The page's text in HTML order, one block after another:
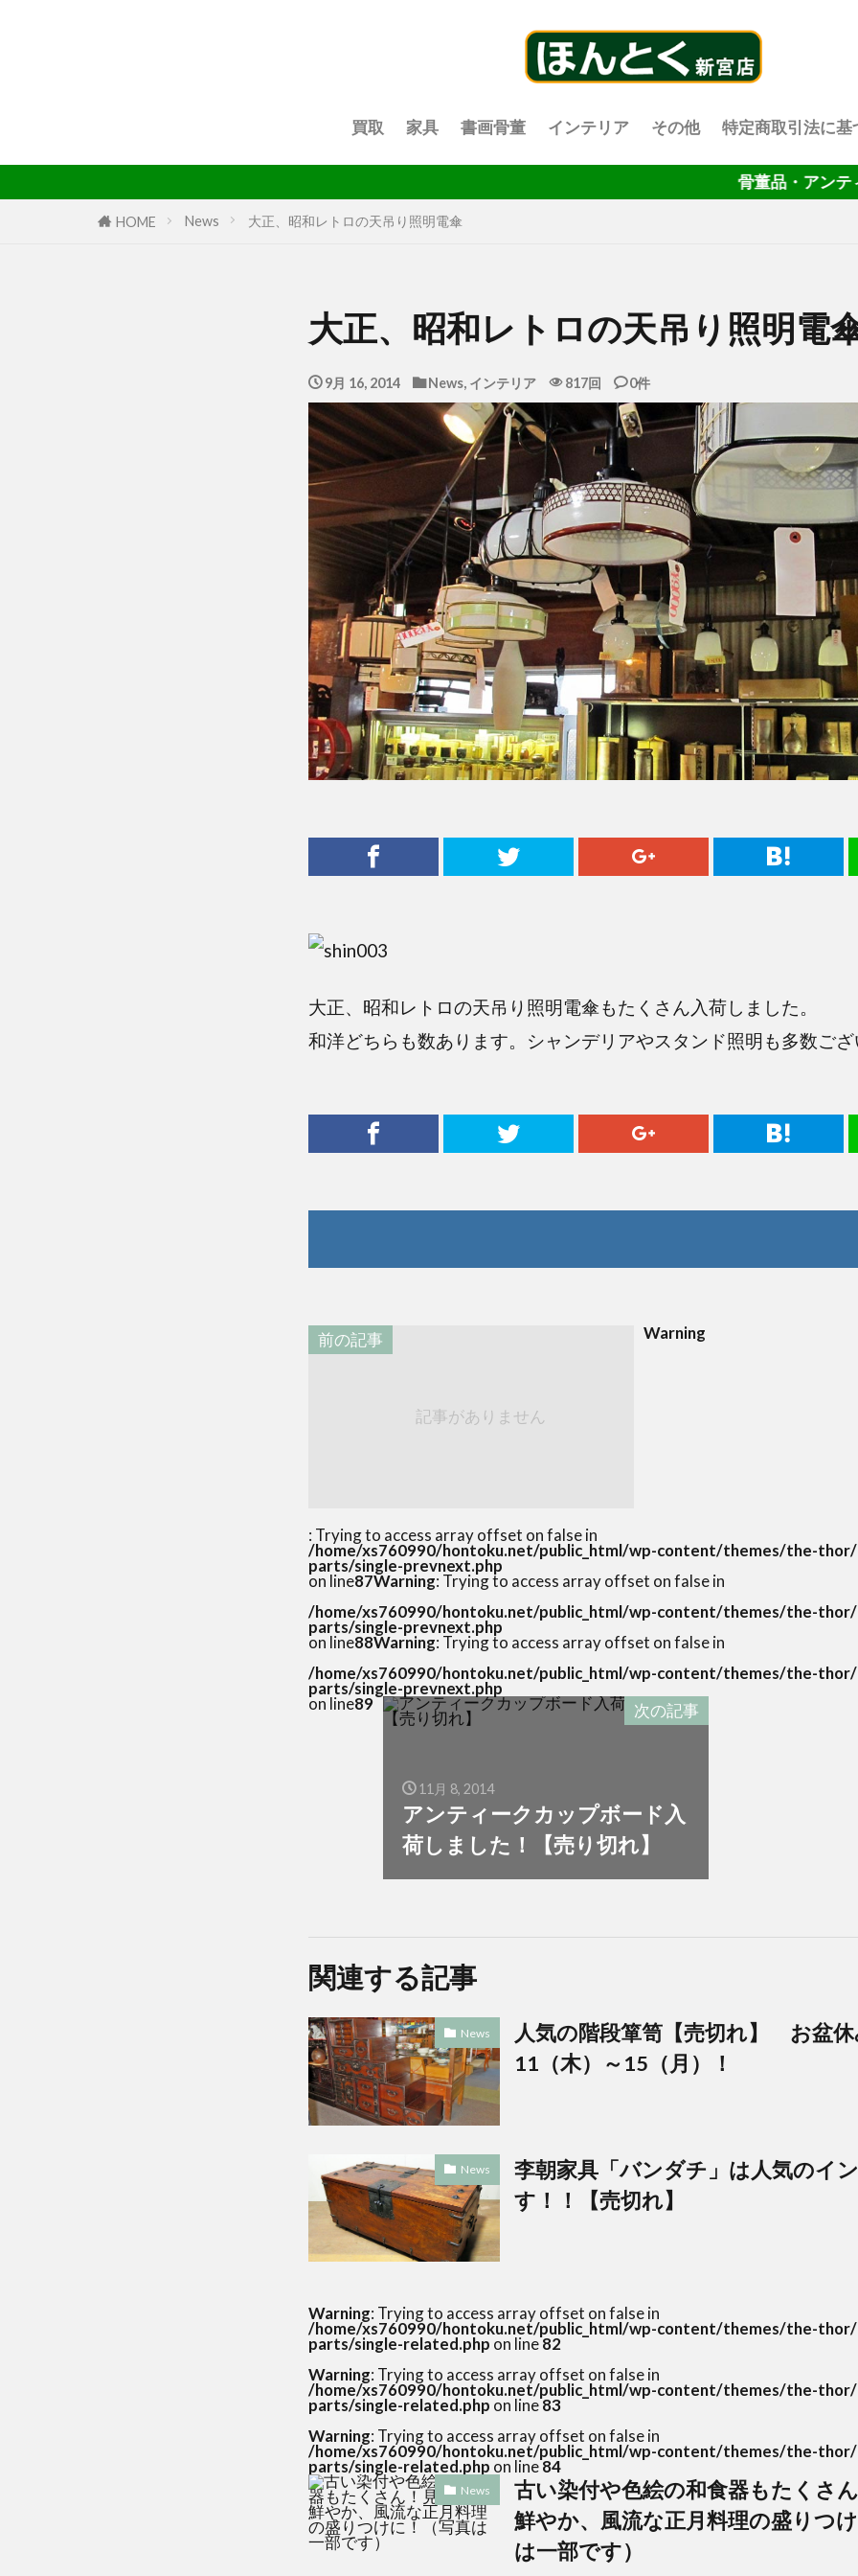
買取 家具 書画骨董 インテリア その他 特定商取引法に基
骨董品・アンティーク
HOME News 大正、昭和レトロの天吊り照明電傘
大正、昭和レトロの天吊り照明電
9月 16, 2014 News, インテリア 817回 0件
大正、昭和レトロの天吊り照明電傘もたくさん入荷しました。
和洋どちらも数あります。シャンデリアやスタンド照明も多数ご
前の記事
記事がありません
Warning
: Trying to access array offset on false in
/home/xs760990/hontoku.net/public_html/wp-content/themes/the-
parts/single-prevnext.php
on line87Warning: Trying to access array offset on false in
/home/xs760990/hontoku.net/public_html/wp-content/themes/the-
parts/single-prevnext.php
on line88Warning: Trying to access array offset on false in
/home/xs760990/hontoku.net/public_html/wp-content/themes/the-
parts/single-prevnext.php
on line89 次の記事
11月 8, 2014
アンティークカップボード入
荷しました！【売り切れ】
関連する記事
News
人気の階段箪笥【売切れ】 お盆
11（木）～15（月）！
News
李朝家具「バンダチ」は人気のイ
す！！【売切れ】
Warning: Trying to access array offset on false in
/home/xs760990/hontoku.net/public_html/wp-content/themes/the-
parts/single-related.php on line82
Warning: Trying to access array offset on false in
/home/xs760990/hontoku.net/public_html/wp-content/themes/the-
parts/single-related.php on line83
Warning: Trying to access array offset on false in
/home/xs760990/hontoku.net/public_html/wp-content/themes/the-
parts/single-related.php on line84
News
古い染付や色絵の和食器もたくさ
鮮やか、風流な正月料理の盛りつ
は一部です）